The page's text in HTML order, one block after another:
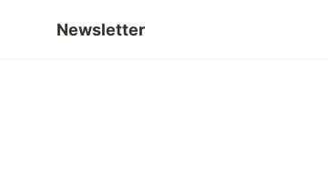
Newsletter
InsighEDGE